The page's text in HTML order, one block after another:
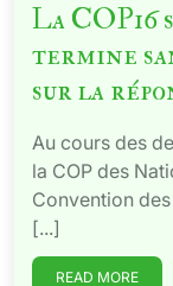
La
termine
sur la
Au cours des
la COP des
Convention
[...]
READ MORE